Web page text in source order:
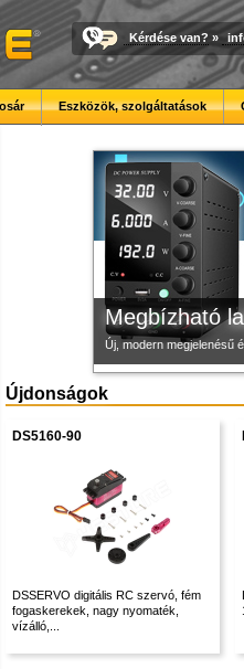
Kérdése van? »
Eszközök, szolgáltatások
Megbízható
Új, modern megjelenésű
3D nyomtató
Modulvilág
Új PLA
Újdonságok
DS5160-90
DSSERVO digitális RC szervó, fém
fogaskerekek, nagy nyomaték,
vízálló,...